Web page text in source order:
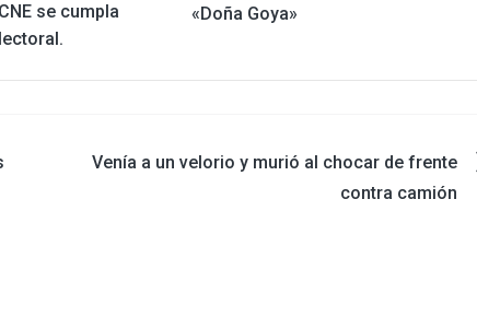
se cumpla
«Doña Goya»
Venía a un velorio y murió al chocar de frente
contra camión